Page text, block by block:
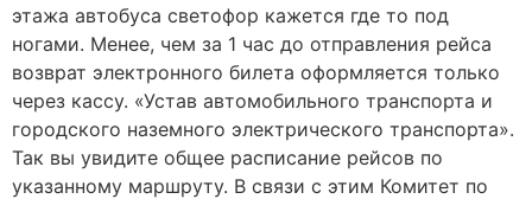
этажа автобуса светофор кажется где то под
ногами. Менее, чем за 1 час до отправления рейса
возврат электронного билета оформляется только
через кассу. «Устав автомобильного транспорта и
городского наземного электрического транспорта».
Так вы увидите общее расписание рейсов по
указанному маршруту. В связи с этим Комитет по